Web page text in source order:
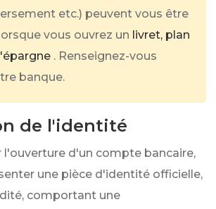
etc.) peuvent vous être
vous ouvrez un livret, plan
. Renseignez-vous
banque.
de l'identité
l'ouverture d'un compte bancaire,
une pièce d'identité officielle,
comportant une